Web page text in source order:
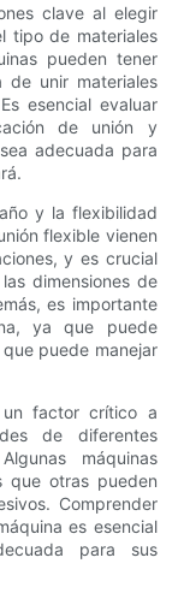
clave al elegir
tipo de materiales
pueden tener
de unir materiales
esencial evaluar
de unión y
adecuada para
y la flexibilidad
flexible vienen
y es crucial
dimensiones de
es importante
ya que puede
puede manejar
factor crítico a
de diferentes
máquinas
que otras pueden
Comprender
es esencial
para sus